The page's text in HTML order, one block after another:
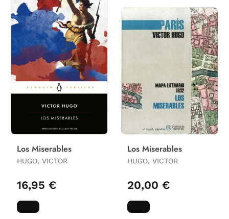
Los Miserables
HUGO, VICTOR
16,95 €
Los Miserables
HUGO, VICTOR
20,00 €